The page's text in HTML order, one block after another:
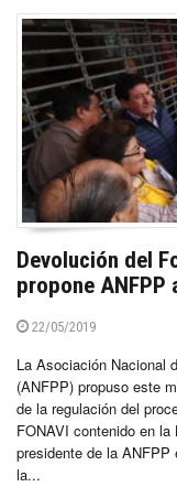
Devolución del
propone ANFPP
22/05/2019
La Asociación Nacional
(ANFPP) propuso este
de la regulación del
FONAVI contenido en
presidente de la
la...